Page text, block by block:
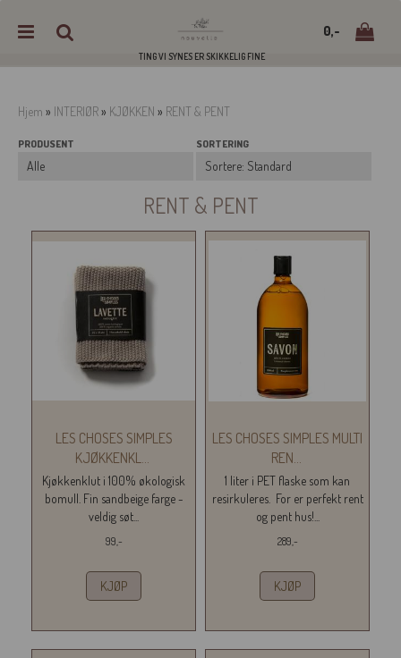
0,-
TING VI SYNES ER SKIKKELIG FINE
Hjem » INTERIØR» KJØKKEN » RENT & PENT
PRODUSENT SORTERING
RENT & PENT
LES CHOSES SIMPLES
KJØKKENKL...
Kjøkkenklut i 100% økologisk
bomull. Fin sandbeige farge -
veldig søt...
99,-
KJØP
LES CHOSES SIMPLES MULTI
REN...
1 liter i PET flaske som kan
resirkuleres. For er perfekt rent
og pent hus!...
289,-
KJØP